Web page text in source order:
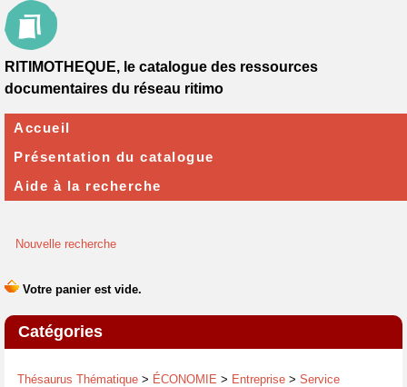
Nouvelle recherche
Catégories
Thésaurus Thématique > ÉCONOMIE > Entreprise > Service
RITIMOTHEQUE, le catalogue des ressources
documentaires du réseau ritimo
Accueil
Présentation du catalogue
Aide à la recherche